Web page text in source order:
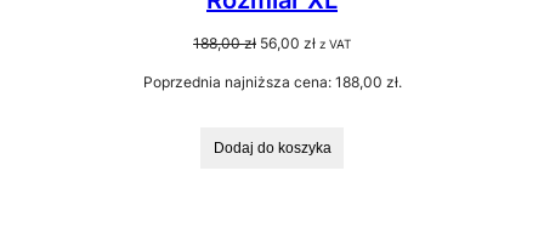
188,00zł Pierwotna
wynosiła:
56,00 złAktualna
wynosi:
z VAT
Poprzednia najniższa cena: 188,00 zł.
Dodaj do koszyka